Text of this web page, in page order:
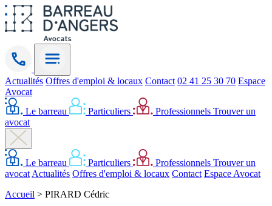
Actualités Offres d'emploi & locaux Contact 02 41 25 30 70 Espace
Avocat
Le barreau
Particuliers Professionnels Trouver un
avocat
Le barreau Particuliers Professionnels Trouver un
avocat Actualités Offres d'emploi & locaux Contact Espace Avocat
Accueil > PIRARD Cédric